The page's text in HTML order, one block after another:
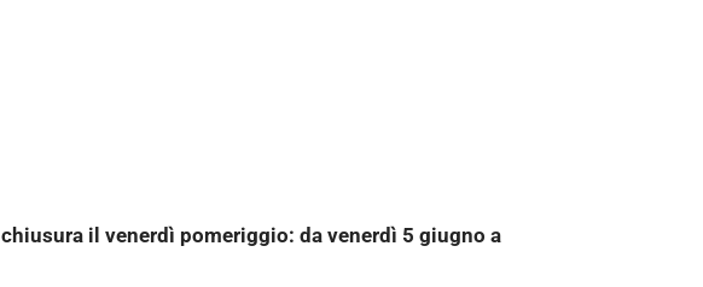
chiusura il venerdì pomeriggio: da venerdì 5 giugno a